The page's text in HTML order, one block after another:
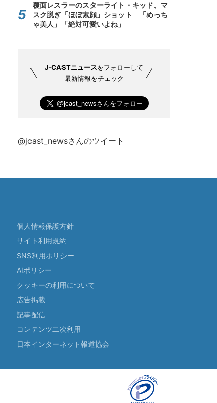
覆面レスラーのスターライト・キッド、マ
スク脱ぎ「ほぼ素顔」ショット 「めっち
ゃ美人」「絶対可愛いよね」
J-CASTニュースをフォローして
最新情報をチェック
@jcast_newsさんのツイート
個人情報保護方針
サイト利用規約
SNS利用ポリシー
AIポリシー
クッキーの利用について
広告掲載
記事配信
コンテンツ二次利用
日本インターネット報道協会